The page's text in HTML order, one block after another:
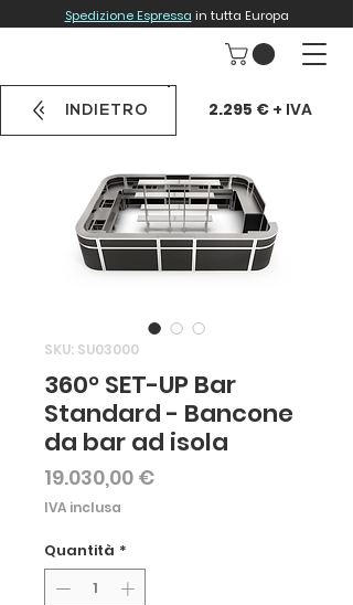
Spedizione Espressa in tutta Europa
SKU: SU03000
360° SET-UP Bar
Standard - Bancone
da bar ad isola
19.030,00 €Prezzo
IVA inclusa
Quantità *
INDIETRO 2.295 €+ IVA